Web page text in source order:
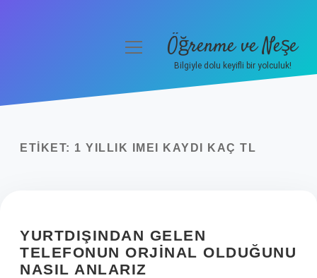
Yasal Uyarı
menüyüÖğrenme ve Neşe
Bilgiyle dolu keyifli bir yolculuk!
ETIKET: 1 YILLIK IMEI KAYDI KAÇ TL
YURTDIŞINDAN GELEN
TELEFONUN ORJINAL OLDUĞUNU
NASIL ANLARIZ